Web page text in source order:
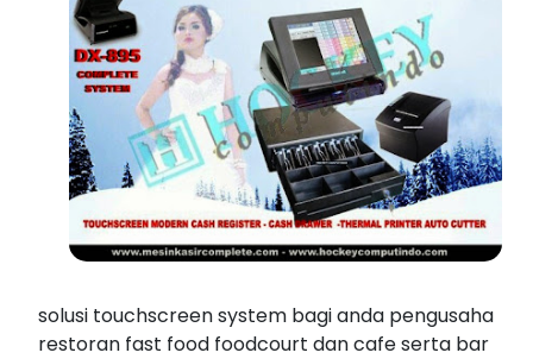
solusi touchscreen system bagi anda pengusaha
restoran fast food foodcourt dan cafe serta bar